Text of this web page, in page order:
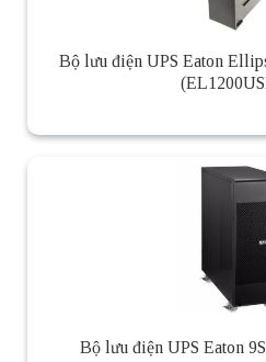
Bộ lưu điện UPS Eaton
Bộ lưu điện UPS Eaton